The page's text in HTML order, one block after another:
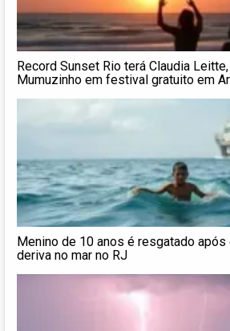
Record Sunset Rio terá Claudia
Mumuzinho em festival gratuito em
Menino de 10 anos é resgatado após
deriva no mar no RJ